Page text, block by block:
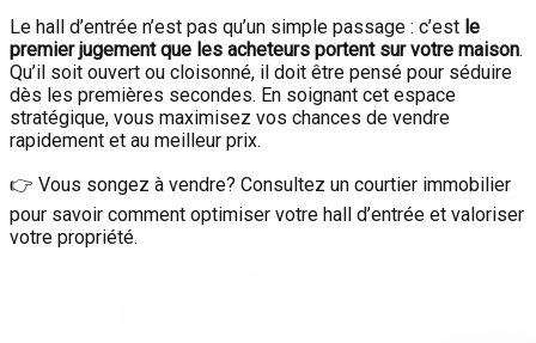
Le hall d’entrée n’est pas qu’un simple passage : c’est le
premier jugement que les acheteurs portent sur votre maison.
Qu’il soit ouvert ou cloisonné, il doit être pensé pour séduire
dès les premières secondes. En soignant cet espace
stratégique, vous maximisez vos chances de vendre
rapidement et au meilleur prix.
👉 Vous songez à vendre? Consultez un courtier immobilier
pour savoir comment optimiser votre hall d’entrée et valoriser
votre propriété.